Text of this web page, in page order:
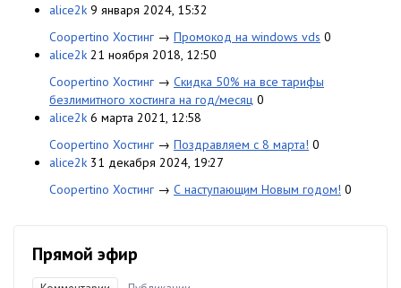
alice2k 9 января 2024, 15:32
Coopertino Хостинг → Промокод на windows vds 0
alice2k 21 ноября 2018, 12:50
Coopertino Хостинг → Скидка 50% на все тарифы
безлимитного хостинга на год/месяц 0
alice2k 6 марта 2021, 12:58
Coopertino Хостинг → Поздравляем с 8 марта! 0
alice2k 31 декабря 2024, 19:27
Coopertino Хостинг → С наступающим Новым годом! 0
Прямой эфир